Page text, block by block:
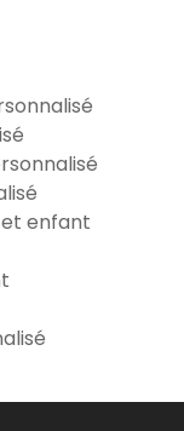
chambre enfant
€
enfant